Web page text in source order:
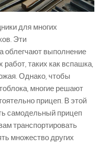
для многих
Эти
облегчают выполнение
таких как вспашка,
Однако, чтобы
многие решают
прицеп. В этой
самодельный прицеп
транспортировать
множество других